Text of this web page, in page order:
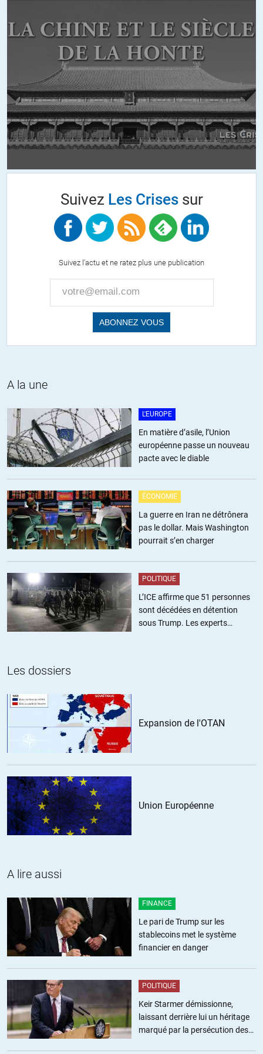
Les archéologues nous disent que les premiers humains sont
devenus civilisés quand ils ont pleuré et enterré leurs morts.
Les ancêtres étaient vénérés chez les premiers hommes.
Aujourd’hui sommes-nous en train d’abandonner ce qui a fait que
l’homme était entré dans la civilisation?
Quand la vieillesse devient une affaire rentable, au même titre que
l’exploitation d’une mine de charbon ou qu’un champ de pomme de
terre, sommes-nous civilisés?
enfants en espérant pour eux un monde meilleur, qui ont soufferts
C’est donc ça le « changement de civilisation » tant vanté? Réduire
parents, base de la famille et de la société, est-ce un changement de
civilisation? Les premiers hommes étaient-ils moins civilisés que
ALERTER
04.02.2018 à 15h40
A qui cela profite? Toujours les boomers via les fonds de pension où
Il est possible que le bonheur de dure pas jusqu’à leur fin…
+5 ALERTER
Scorpion bleu
Ne mettez pas tout le monde « boomer » dans le même panier.
Actuellement, il y en a beaucoup qui accompagnent leurs parents
et portent leurs enfants voire petits enfants.
C’est la génération des 40/50 ans qui fait basculer le rapport aux
+3 ALERTER
Gaby//05.02.2018 à 09h14
vieux étaient bel et bien respectés tant qu’il y avait à manger pour
participaient pleinement aux travaux du groupe jusqu’à environ 70
ans, c’est à dire tant qu’ils étaient physiquement aptes. Ensuite,
l’état physique de l’être humain se dégrade très vite, ce
qu’aujourd’hui nous prenons en charge par la médecine.
C’est d’ailleurs la même chose pour l’infanticide, les parents
période de disette ils n’hésitaient pas à pratiquer avortement voire
l’infanticide pour les individus trop faibles ou malformés.
Je ne cherche pas à justifier quoi que ce soit, juste à rétablir
quelques faits (dans l’état de la science actuelle). Et je ne souhaite
pas euthanasié les vieux (je le précise, on ne sait jamais…)
« les études anthropologiques nous montrent que (…) les gens
participaient pleinement aux travaux du groupe jusqu’à environ
70 ans »
90 ans …
ALERTER
Gaby//07.02.2018 à 09h00
Suivez Les Crisessur
Suivez l'actu et ne ratez plus une publication
A la une
L'EUROPE
En matière d’asile, l’Union
européenne passe un nouveau
pacte avec le diable
ÉCONOMIE
La guerre en Iran ne détrônera
pas le dollar. Mais Washington
pourrait s’en charger
POLITIQUE
L’ICE affirme que 51 personnes
sont décédées en détention
sous Trump. Les experts
Les dossiers
Expansion de l'OTAN
Union Européenne
A lire aussi
FINANCE
Le pari de Trump sur les
stablecoins met le système
financier en danger
POLITIQUE
Keir Starmer démissionne,
laissant derrière lui un héritage
marqué par la persécution des